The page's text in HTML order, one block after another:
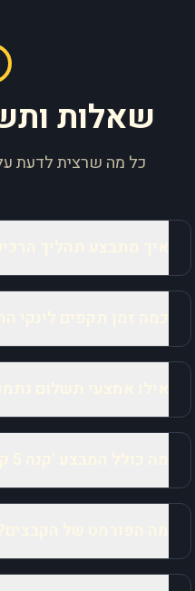
שאלות
כל מה שרצית לדעת